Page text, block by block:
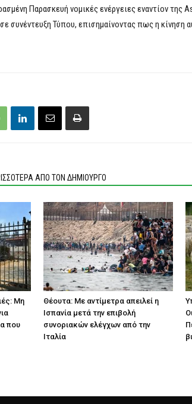
Παρασκευή νομικές ενέργειες εναντίον της
συνέντευξη Τύπου, επισημαίνοντας πως η κίνηση
ΑΠΟ ΤΟΝ ΔΗΜΙΟΥΡΓΟ
Μη
που
Θέουτα: Με αντίμετρα απειλεί η
Ισπανία μετά την επιβολή
συνοριακών ελέγχων από την
Ιταλία